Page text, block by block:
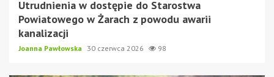
Utrudnienia w dostępie do Starostwa
Powiatowego w Żarach z powodu awarii
kanalizacji
Joanna Pawłowska 30 czerwca 2026 98